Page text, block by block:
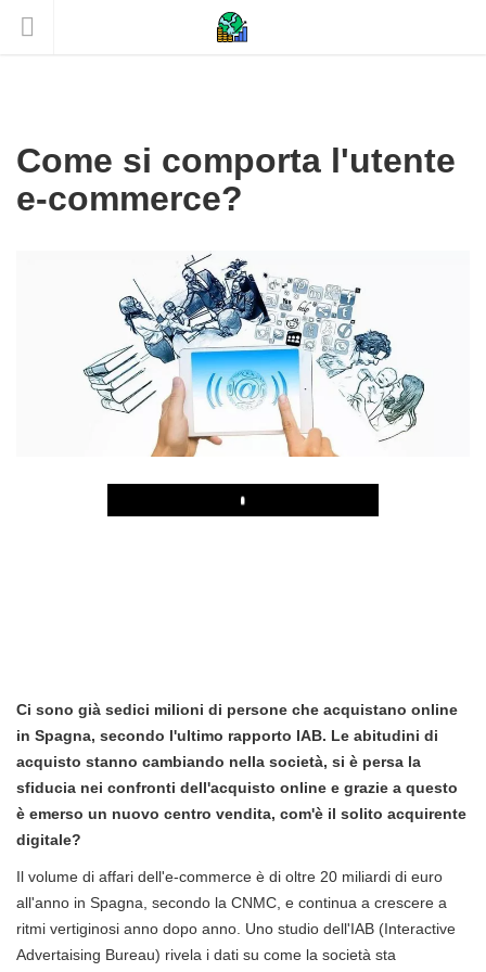
Come si comporta l'utente
e-commerce?
Play
Ci sono già sedici milioni di persone che acquistano online
in Spagna, secondo l'ultimo rapporto IAB. Le abitudini di
acquisto stanno cambiando nella società, si è persa la
sfiducia nei confronti dell'acquisto online e grazie a questo
è emerso un nuovo centro vendita, com'è il solito acquirente
digitale?
Il volume di affari dell'e-commerce è di oltre 20 miliardi di euro
all'anno in Spagna, secondo la CNMC, e continua a crescere a
ritmi vertiginosi anno dopo anno. Uno studio dell'IAB (Interactive
Advertaising Bureau) rivela i dati su come la società sta